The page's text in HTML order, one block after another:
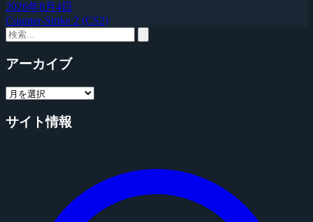
2026年8月4日
Counter-Strike 2 (CS2)
アーカイブ
サイト情報